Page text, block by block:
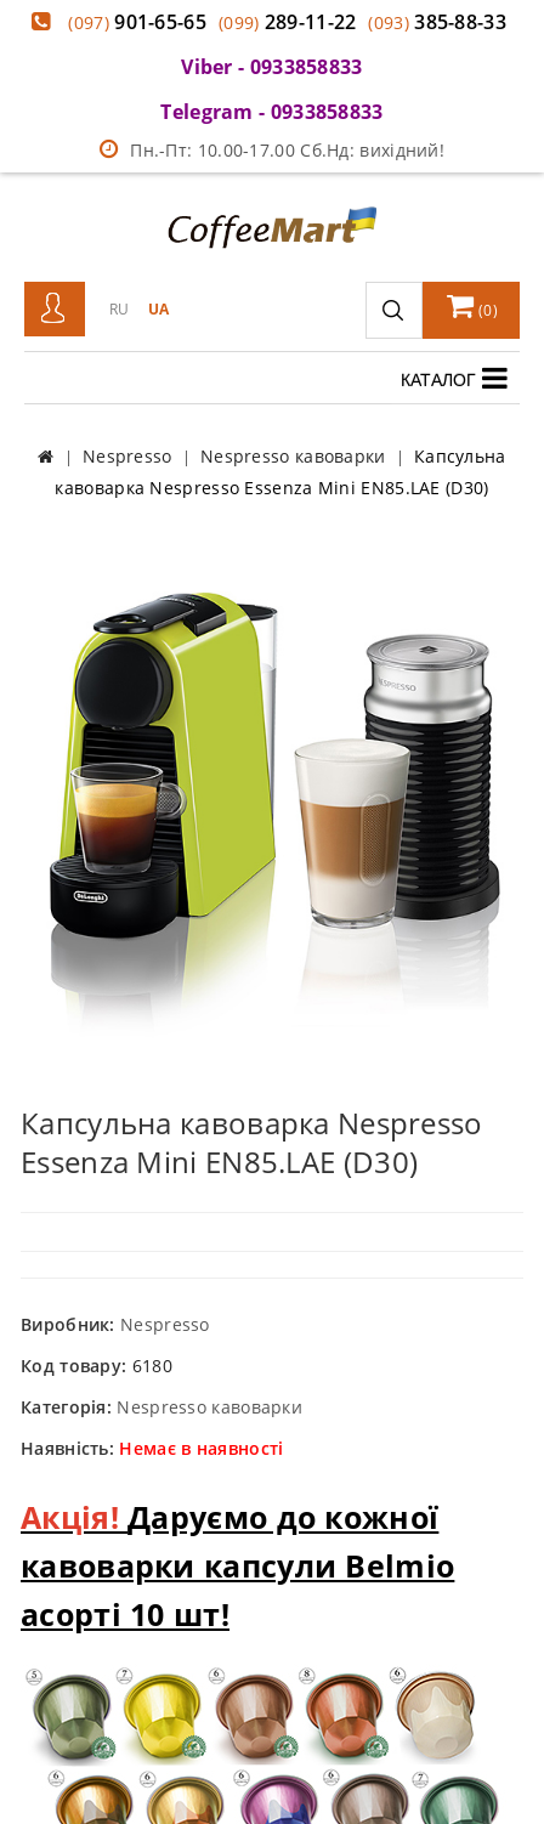
(097)901-65-65 (099) 289-11-22 (093)385-88-33
Viber - 0933858833
Telegram - 0933858833
Пн.-Пт: 10.00-17.00 Сб.Нд: вихідний!
RU UA (0)
КАТАЛОГ
Nespresso Nespresso кавоварки
Капсульна
кавоварка Nespresso Essenza Mini EN85.LAE (D30)
Капсульна кавоварка Nespresso
Essenza Mini EN85.LAE (D30)
Виробник: Nespresso
Код товару: 6180
Категорія: Nespresso кавоварки
Наявність: Немає в наявності
Акція!Даруємо до кожної
кавоварки капсули Belmio
асорті 10 шт!